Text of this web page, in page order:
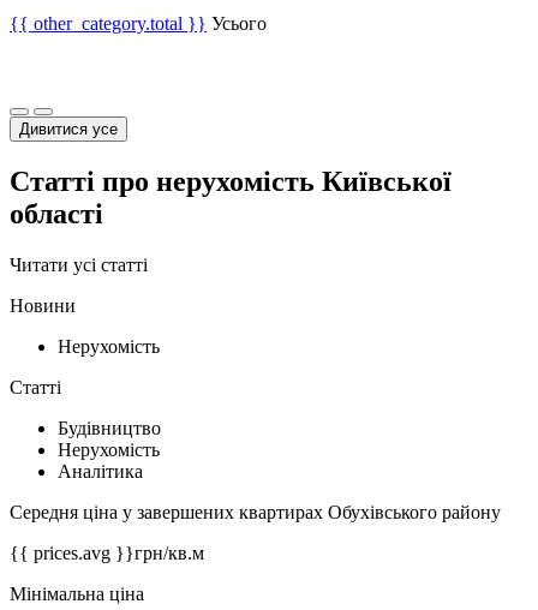
{{ other_category.total }} Усього
Дивитися усе
Статті про нерухомість Київської
області
Читати усі статті
Новини
Нерухомість
Статті
Будівництво
Нерухомість
Аналітика
Середня ціна у завершених квартирах Обухівського району
{{ prices.avg }}грн/кв.м
Мінімальна ціна